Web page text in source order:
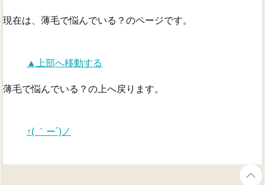
現在は、薄毛で悩んでいる？のページです。
▲上部へ移動する
薄毛で悩んでいる？の上へ戻ります。
↑( ｀ー´)ノ